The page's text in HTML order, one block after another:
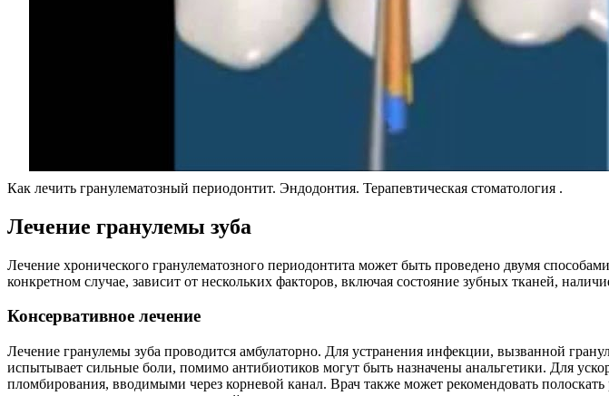
Как лечить гранулематозный периодонтит. Эндодонтия. Терапевтическая стоматология .
Лечение гранулемы зуба
Лечение хронического гранулематозного периодонтита может быть проведено двумя
конкретном случае, зависит от нескольких факторов, включая состояние зубных тканей,
Консервативное лечение
Лечение гранулемы зуба проводится амбулаторно. Для устранения инфекции, вызванной
испытывает сильные боли, помимо антибиотиков могут быть назначены анальгетики. Для
пломбирования, вводимыми через корневой канал. Врач также может рекомендовать